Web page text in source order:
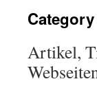
Artikel,